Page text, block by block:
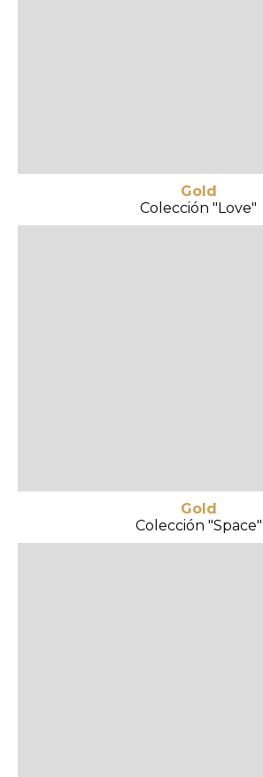
Gold
Colección "Love"
Gold
Colección "Space"